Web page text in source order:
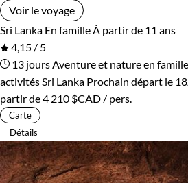
Voir le voyage
Sri Lanka En famille À partir de 11 ans
4,15 / 5
13 jours Aventure et nature en
activités Sri Lanka Prochain départ le
partir de4 210 $CAD / pers.
Carte
Détails